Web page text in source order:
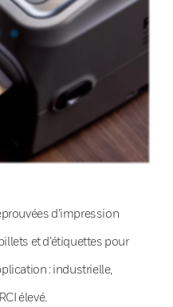
d’impression
et d’étiquettes pour
: industrielle,
élevé.